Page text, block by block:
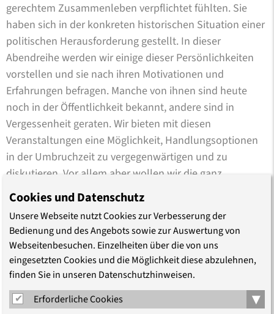
gerechtem Zusammenleben verpflichtet fühlten. Sie
haben sich in der konkreten historischen Situation einer
politischen Herausforderung gestellt. In dieser
Abendreihe werden wir einige dieser Persönlichkeiten
vorstellen und sie nach ihren Motivationen und
Erfahrungen befragen. Manche von ihnen sind heute
noch in der Öffentlichkeit bekannt, andere sind in
Vergessenheit geraten. Wir bieten mit diesen
Veranstaltungen eine Möglichkeit, Handlungsoptionen
in der Umbruchzeit zu vergegenwärtigen und zu
diskutieren. Vor allem aber wollen wir die ganz
persönlichen, lebensgeschichtlichen Hintergründe
beleuchten, auf denen die Entscheidung, politisch
einzugreifen und mitzugestalten, herangereift war. Wir
werden danach fragen, von welchen Vorstellungen von
gesellschaftlicher Veränderung die jeweiligen Akteure
damals ausgingen, was sie erhofft und angestrebt haben
und wie sie ihre derzeitigen Erwartungen an Demokratie
und Deutsche Einheit heute beurteilen.
Cookies und Datenschutz
Unsere Webseite nutzt Cookies zur Verbesserung der
Bedienung und des Angebots sowie zur Auswertung von
Webseitenbesuchen. Einzelheiten über die von uns
eingesetzten Cookies und die Möglichkeit diese abzulehnen,
finden Sie in unseren Datenschutzhinweisen.
Erforderliche Cookies
▾